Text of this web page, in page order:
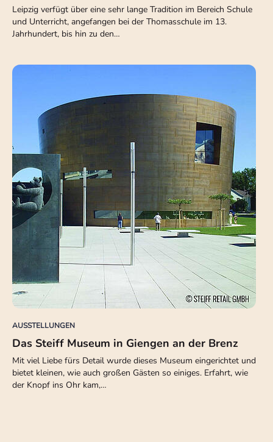
Leipzig verfügt über eine sehr lange Tradition im Bereich Schule
und Unterricht, angefangen bei der Thomasschule im 13.
Jahrhundert, bis hin zu den…
AUSSTELLUNGEN
Das Steiff Museum in Giengen an der Brenz
Mit viel Liebe fürs Detail wurde dieses Museum eingerichtet und
bietet kleinen, wie auch großen Gästen so einiges. Erfahrt, wie
der Knopf ins Ohr kam,…